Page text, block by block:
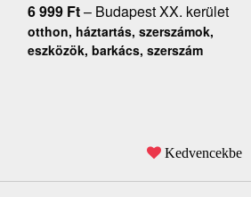
6 999 Ft– Budapest XX. kerület
otthon, háztartás, szerszámok,
eszközök, barkács, szerszám
Kedvencekbe